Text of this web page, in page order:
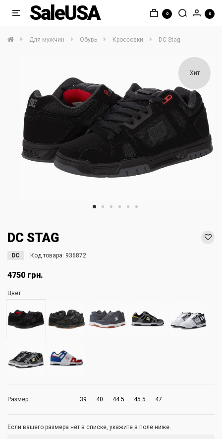
SaleUSA 0 0
Для мужчин Обувь Кроссовки DC Stag
Хит
DC STAG
DC Код товара: 936872
4750 грн.
Цвет
Размер 39 40 44.5 45.5 47
Если вашего размера нет в списке, укажите в поле ниже.